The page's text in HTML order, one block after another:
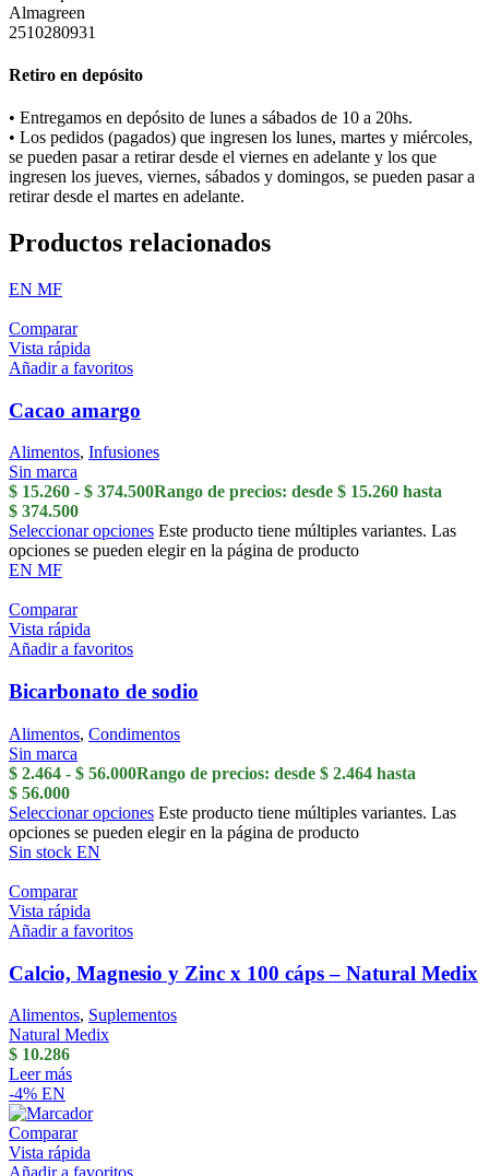
Retiro en depósito
• Entregamos en depósito de lunes a sábados de 10 a 20hs.
• Los pedidos (pagados) que ingresen los lunes, martes y miércoles,
se pueden pasar a retirar desde el viernes en adelante y los que
ingresen los jueves, viernes, sábados y domingos, se pueden pasar a
retirar desde el martes en adelante.
Productos relacionados
EN MF
Comparar
Vista rápida
Añadir a favoritos
Cacao amargo
Alimentos, Infusiones
Sin marca
$ 15.260 - $ 374.500Rango de precios: desde $ 15.260 hasta
$ 374.500
Seleccionar opciones Este producto tiene múltiples variantes. Las
opciones se pueden elegir en la página de producto
EN MF
Comparar
Vista rápida
Añadir a favoritos
Bicarbonato de sodio
Alimentos, Condimentos
Sin marca
$ 2.464 - $ 56.000Rango de precios: desde $ 2.464 hasta
$ 56.000
Seleccionar opciones Este producto tiene múltiples variantes. Las
opciones se pueden elegir en la página de producto
Sin stock EN
Comparar
Vista rápida
Añadir a favoritos
Calcio, Magnesio y Zinc x 100 cáps – Natural Medix
Alimentos, Suplementos
Natural Medix
$ 10.286
Leer más
-4% EN
Comparar
Vista rápida